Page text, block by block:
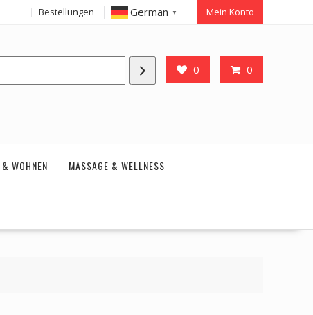
Bestellungen German ▼ Mein Konto
0 0
WOHNEN MASSAGE & WELLNESS